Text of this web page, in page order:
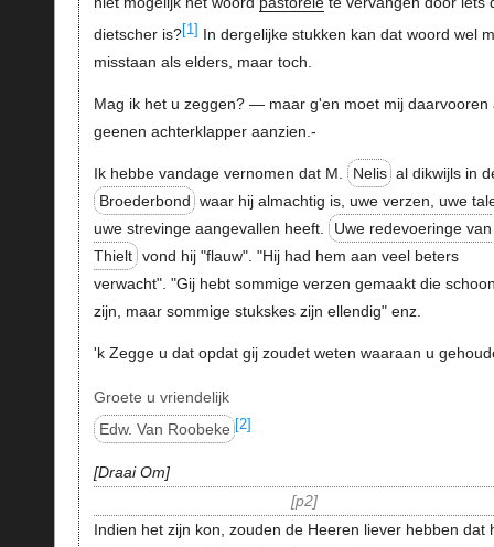
dietscher is?[1]
In dergelijke stukken kan dat woord wel
misstaan als elders, maar toch.
Mag ik het u zeggen? — maar g'en moet mij daarvooren
geenen achterklapper aanzien.-
Ik hebbe vandage vernomen dat M. Nelis al dikwijls in
Broederbond waar hij almachtig is, uwe verzen, uwe
uwe strevinge aangevallen heeft.
Uwe redevoeringe van
Thielt vond hij "flauw". "Hij had hem aan veel beters
verwacht". "Gij hebt sommige verzen gemaakt die
zijn, maar sommige stukskes zijn ellendig" enz.
'k Zegge u dat opdat gij zoudet weten waaraan u
Groete u vriendelijk
Edw. Van Roobeke [2]
Draai Om
p2
Indien het zijn kon, zouden de Heeren liever hebben dat